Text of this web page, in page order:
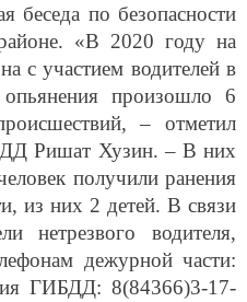
беседа по безопасности
«В 2020 году на
с участием водителей в
опьянения произошло 6
– отметил
Ришат Хузин. – В них
получили ранения
из них 2 детей. В связи
нетрезвого водителя,
дежурной части:
ГИБДД: 8(84366)3-17-